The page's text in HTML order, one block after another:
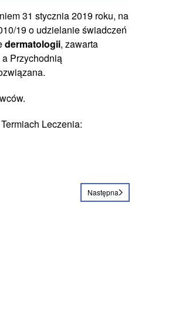
31 stycznia 2019 roku, na
19 o udzielanie świadczeń
dermatologii, zawarta
Przychodnią
Leczenia:
Następna